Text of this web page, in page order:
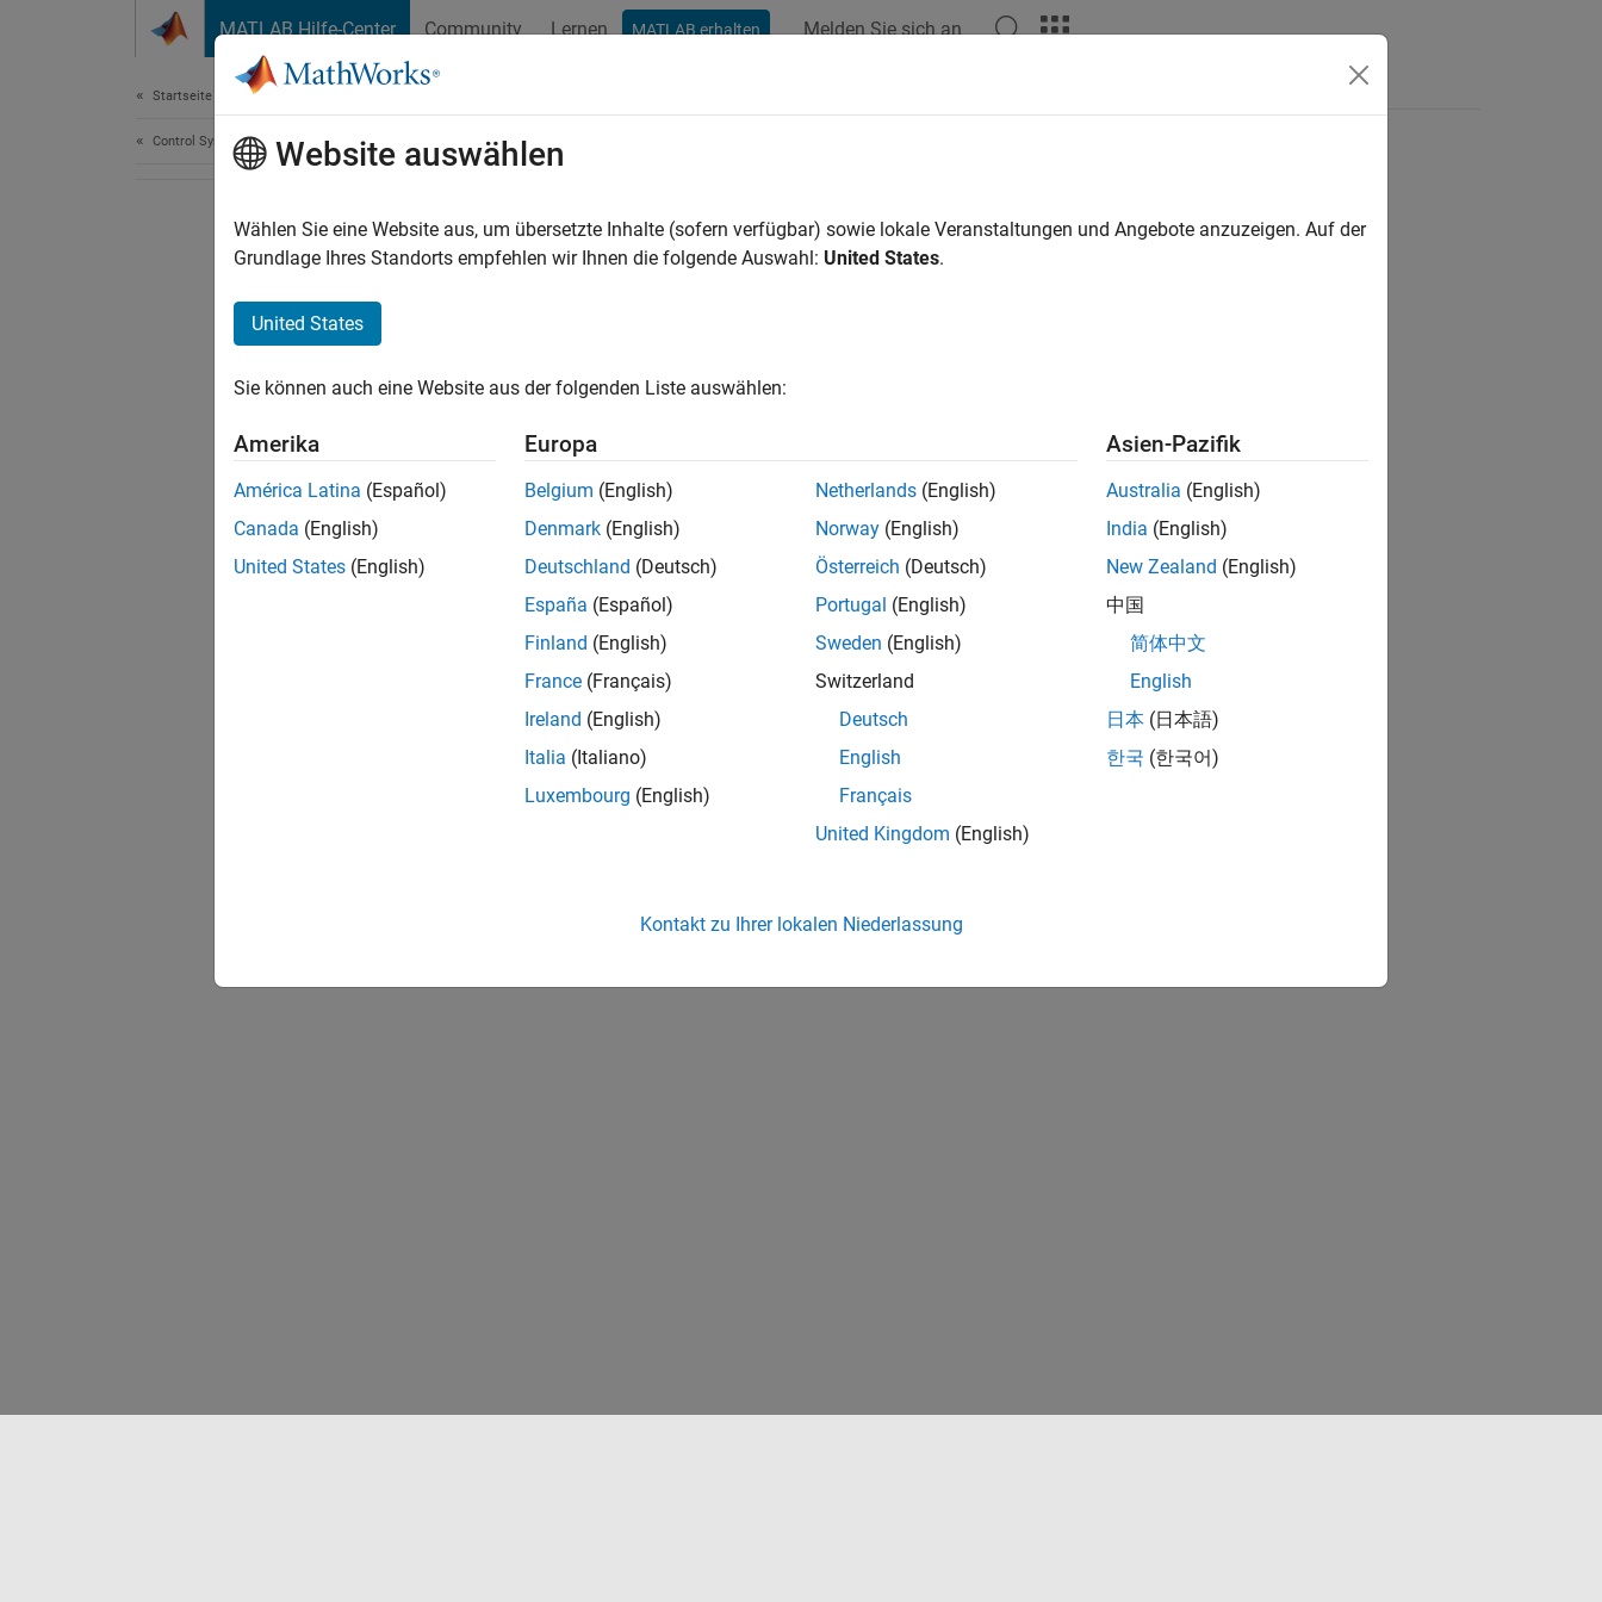
MATLAB Hilfe-Center Community Lernen MATLAB erhalten Melden Sie sich an
Startseite der Dokumentation
Control Systems
How useful was this information?
Website auswählen
Wählen Sie eine Website aus, um übersetzte Inhalte (sofern verfügbar) sowie lokale Veranstaltungen und Angebote anzuzeigen. Auf der
Grundlage Ihres Standorts empfehlen wir Ihnen die folgende Auswahl: United States.
United States
Sie können auch eine Website aus der folgenden Liste auswählen:
Amerika
América Latina (Español)
Canada (English)
United States (English)
Europa
Belgium (English)
Denmark (English)
Deutschland (Deutsch)
España (Español)
Finland (English)
France (Français)
Ireland (English)
Italia (Italiano)
Luxembourg (English)
Netherlands (English)
Norway (English)
Österreich (Deutsch)
Portugal (English)
Sweden (English)
Switzerland
Deutsch
English
Français
United Kingdom (English)
Asien-Pazifik
Australia (English)
India (English)
New Zealand (English)
中国
简体中文
English
日本 (日本語)
한국 (한국어)
Kontakt zu Ihrer lokalen Niederlassung